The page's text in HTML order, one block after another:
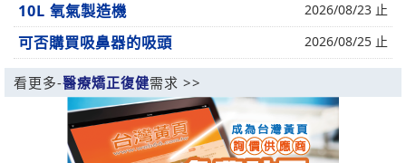
10L 氧氣製造機 2026/08/23 止
可否購買吸鼻器的吸頭 2026/08/25 止
看更多-醫療矯正復健需求 >>